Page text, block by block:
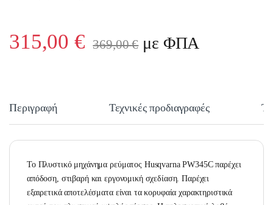
315,00€ 369,00€με ΦΠΑ
Περιγραφή Τεχνικές προδιαγραφές
Το Πλυστικό μηχάνημα ρεύματος Husqvarna PW345C παρέχει
απόδοση, στιβαρή και εργονομική σχεδίαση. Παρέχει
εξαιρετικά αποτελέσματα είναι τα κορυφαία χαρακτηριστικά